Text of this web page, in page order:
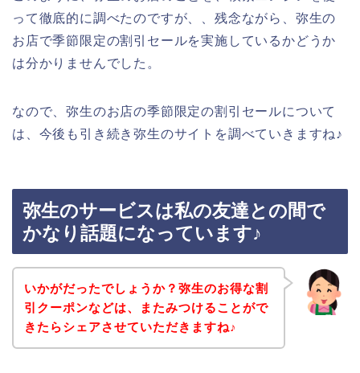
って徹底的に調べたのですが、、残念ながら、弥生の
お店で季節限定の割引セールを実施しているかどうか
は分かりませんでした。
なので、弥生のお店の季節限定の割引セールについて
は、今後も引き続き弥生のサイトを調べていきますね♪
弥生のサービスは私の友達との間で
かなり話題になっています♪
いかがだったでしょうか？弥生のお得な割
引クーポンなどは、またみつけることがで
きたらシェアさせていただきますね♪